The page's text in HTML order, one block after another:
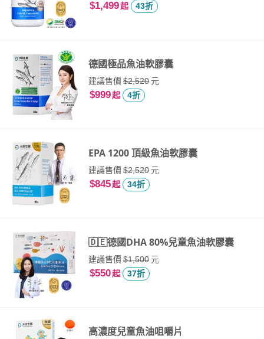
$1,499起 43折
德國極品魚油軟膠囊
建議售價$2,520元
$999起 4折
EPA 1200 頂級魚油軟膠囊
建議售價$2,520元
$845起 34折
🇩🇪德國DHA 80%兒童魚油軟膠囊
建議售價$1,500元
$550起 37折
高濃度兒童魚油咀嚼片